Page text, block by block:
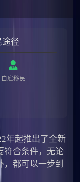
途径
自雇移民
年起推出了全新
符合条件，无论
，都可以一步到